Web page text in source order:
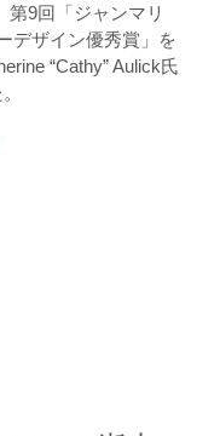
第9回「ジャンマリ
デザイン優秀賞」を
“Cathy” Aulick氏